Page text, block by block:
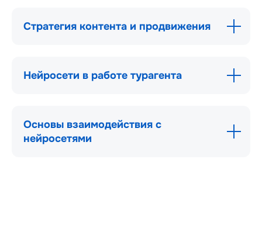
Стратегия контента и продвижения
Нейросети в работе турагента
Основы взаимодействия с
нейросетями